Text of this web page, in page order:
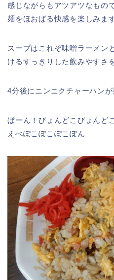
感じながらもアツアツなもの
麺をほおばる快感を楽しみます
スープはこれぞ味噌ラーメン
けるすっきりした飲みやすさ
4分後にニンニクチャーハンが
ぼーん！びょんどこびょんど
えべぽこぽこぽこぽん